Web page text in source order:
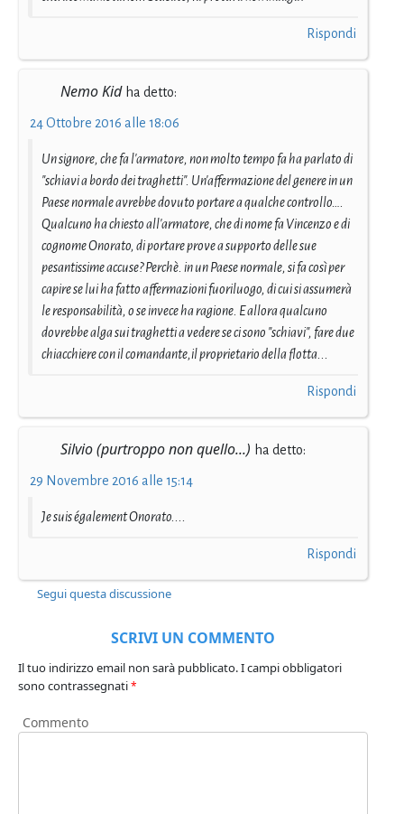
Rispondi
Nemo Kid ha detto:
24 Ottobre 2016 alle 18:06
Un signore, che fa l'armatore, non molto tempo fa ha parlato di
"schiavi a bordo dei traghetti". Un'affermazione del genere in un
Paese normale avrebbe dovuto portare a qualche controllo….
Qualcuno ha chiesto all'armatore, che di nome fa Vincenzo e di
cognome Onorato, di portare prove a supporto delle sue
pesantissime accuse? Perchè. in un Paese normale, si fa così per
capire se lui ha fatto affermazioni fuoriluogo, di cui si assumerà
le responsabilità, o se invece ha ragione. E allora qualcuno
dovrebbe alga sui traghetti a vedere se ci sono "schiavi", fare due
chiacchiere con il comandante,il proprietario della flotta...
Rispondi
Silvio (purtroppo non quello...) ha detto:
29 Novembre 2016 alle 15:14
Je suis également Onorato....
Rispondi
Segui questa discussione
SCRIVI UN COMMENTO
Il tuo indirizzo email non sarà pubblicato.I campi obbligatori
sono contrassegnati*
Commento